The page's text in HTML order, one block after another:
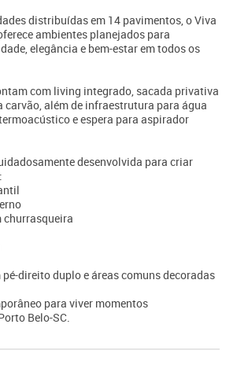
distribuídas em 14 pavimentos, o Viva
ambientes planejados para
elegância e bem-estar em todos os
com living integrado, sacada privativa
carvão, além de infraestrutura para água
e espera para aspirador
desenvolvida para criar
churrasqueira
direito duplo e áreas comuns decoradas
para viver momentos
Belo-SC.